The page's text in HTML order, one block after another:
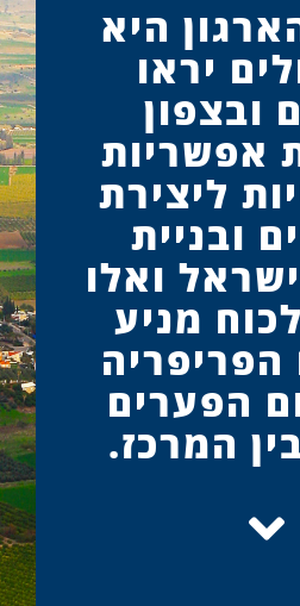
היא
יראו
ובצפון
אפשריות
ליצירת
ובניית
ואלו
מניע
הפריפריה
הפערים
המרכז.